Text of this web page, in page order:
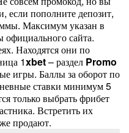
если пополните депозит,
Максимум указан в
официального сайта.
Находятся они по
1xbet– раздел Promo
игры. Баллы за оборот по
ставки минимум 5
только выбрать фрибет
Встретить их
продают.